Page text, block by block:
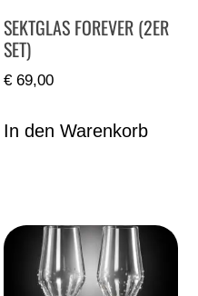
SEKTGLAS FOREVER (2ER
SET)
€ 69,00
In den Warenkorb